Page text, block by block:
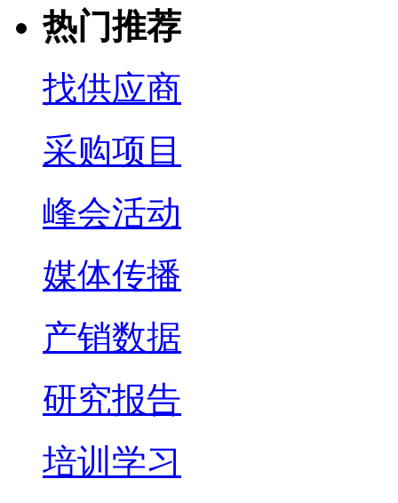
热门推荐
找供应商
采购项目
峰会活动
媒体传播
产销数据
研究报告
培训学习